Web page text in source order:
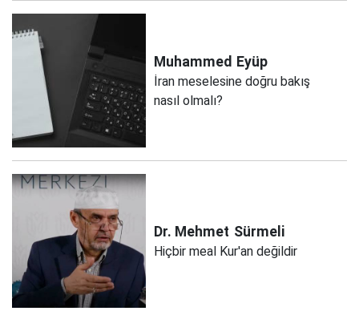
Muhammed Eyüp
İran meselesine doğru bakış
nasıl olmalı?
Dr. Mehmet Sürmeli
Hiçbir meal Kur'an değildir